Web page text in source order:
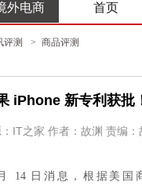
外电商 首页
评测 > 商品评测
iPhone 新专利获批
IT之家 作者：故渊 责编：
14 日消息，根据美国